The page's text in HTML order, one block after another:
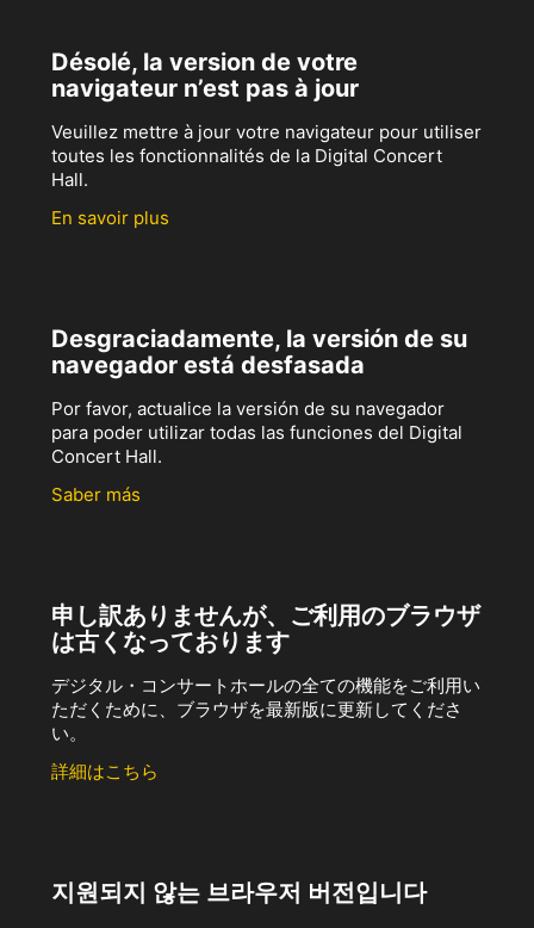
Désolé, la version de votre
navigateur n’est pas à jour
Veuillez mettre à jour votre navigateur pour utiliser
toutes les fonctionnalités de la Digital Concert
Hall.
En savoir plus
Desgraciadamente, la versión de su
navegador está desfasada
Por favor, actualice la versión de su navegador
para poder utilizar todas las funciones del Digital
Concert Hall.
Saber más
申し訳ありませんが、ご利用のブラウザ
は古くなっております
デジタル・コンサートホールの全ての機能をご利用い
ただくために、ブラウザを最新版に更新してくださ
い。
詳細はこちら
지원되지 않는 브라우저 버전입니다